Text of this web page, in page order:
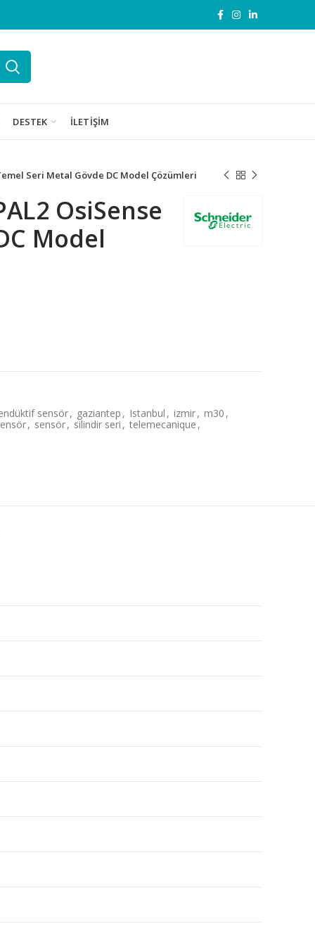
DESTEK İLETIŞIM
Seri Metal Gövde DC Model Çözümleri
OsiSense
Model
Model Çözümleri adet
sensör, gaziantep , Istanbul , izmir, m30 ,
, sensör, silindir seri , telemecanique ,